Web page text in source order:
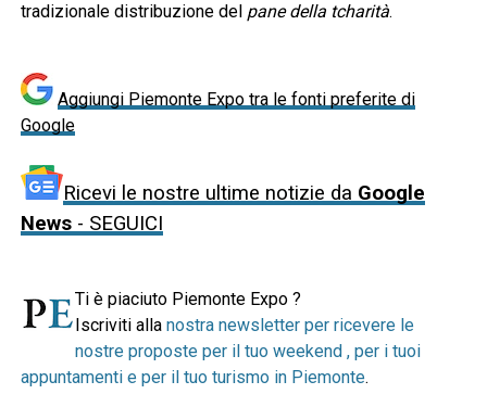
tradizionale distribuzione del pane della tcharità.
Aggiungi Piemonte Expo tra le fonti preferite di
Google
Ricevi le nostre ultime notizie da Google
News- SEGUICI
Ti è piaciuto Piemonte Expo ?
Iscriviti alla nostra newsletter per ricevere le
nostre proposte per il tuo weekend , per i tuoi
appuntamenti e per il tuo turismo in Piemonte.